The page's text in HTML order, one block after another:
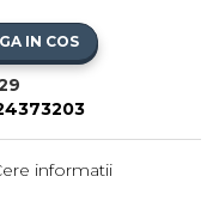
IN COS
informatii